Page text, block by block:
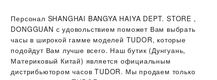
Персонал ‭SHANGHAI BANGYA HAIYA DEPT. STORE ,
DONGGUAN‬ с удовольствием поможет Вам выбрать
часы в широкой гамме моделей TUDOR, которые
подойдут Вам лучше всего. Наш бутик (Дунгуань,
Материковый Китай) является официальным
дистрибьютором часов TUDOR. Мы продаем только